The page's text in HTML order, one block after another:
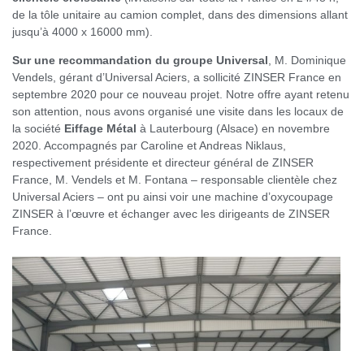
de la tôle unitaire au camion complet, dans des dimensions allant
jusqu’à 4000 x 16000 mm).
Sur une recommandation du groupe Universal , M. Dominique
Vendels, gérant d’Universal Aciers, a sollicité ZINSER France en
septembre 2020 pour ce nouveau projet. Notre offre ayant retenu
son attention, nous avons organisé une visite dans les locaux de
la société Eiffage Métal à Lauterbourg (Alsace) en novembre
2020. Accompagnés par Caroline et Andreas Niklaus,
respectivement présidente et directeur général de ZINSER
France, M. Vendels et M. Fontana – responsable clientèle chez
Universal Aciers – ont pu ainsi voir une machine d’oxycoupage
ZINSER à l’œuvre et échanger avec les dirigeants de ZINSER
France.